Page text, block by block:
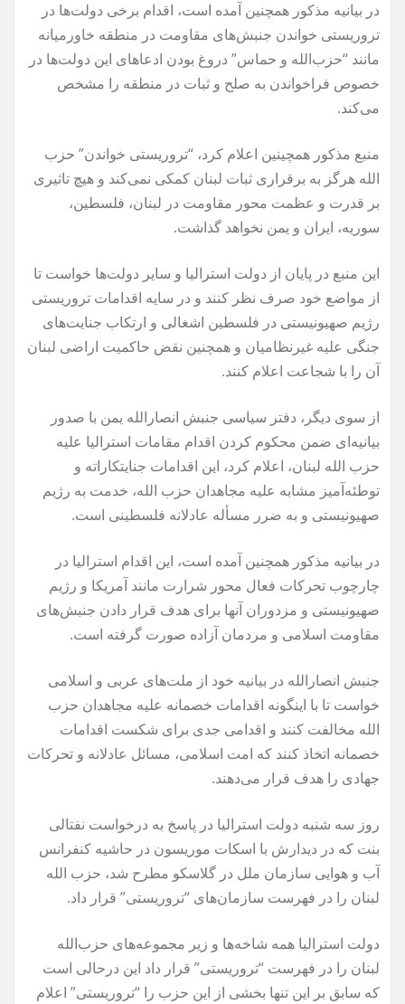
در بیانیه مذکور همچنین آمده است، اقدام برخی دولت‌ها در
تروریستی خواندن جنبش‌های مقاومت در منطقه خاورمیانه
مانند “حزب‌الله و حماس” دروغ بودن ادعاهای این دولت‌ها در
خصوص فراخواندن به صلح و ثبات در منطقه را مشخص
می‌کند.
منبع مذکور همچینین اعلام کرد، “تروریستی خواندن” حزب
الله هرگز به برقراری ثبات لبنان کمکی نمی‌کند و هیچ تاثیری
بر قدرت و عظمت محور مقاومت در لبنان، فلسطین،
سوریه، ایران و یمن نخواهد گذاشت.
این منبع در پایان از دولت استرالیا و سایر دولت‌ها خواست تا
از مواضع خود صرف نظر کنند و در سایه اقدامات تروریستی
رژیم صهیونیستی در فلسطین اشغالی و ارتکاب جنایت‌های
جنگی علیه غیرنظامیان و همچنین نقض حاکمیت اراضی لبنان
آن را با شجاعت اعلام کنند.
از سوی دیگر، دفتر سیاسی جنبش انصارالله یمن با صدور
بیانیه‌ای ضمن محکوم کردن اقدام مقامات استرالیا علیه
حزب الله لبنان، اعلام کرد، این اقدامات جنایتکاراته و
توطئه‌آمیز مشابه علیه مجاهدان حزب الله، خدمت به رژیم
صهیونیستی و به ضرر مسأله عادلانه فلسطینی است.
در بیانیه مذکور همچنین آمده است، این اقدام استرالیا در
چارچوب تحرکات فعال محور شرارت مانند آمریکا و رژیم
صهیونیستی و مزدوران آنها برای هدف قرار دادن جنبش‌های
مقاومت اسلامی و مردمان آزاده صورت گرفته است.
جنبش انصارالله در بیانیه خود از ملت‌های عربی و اسلامی
خواست تا با اینگونه اقدامات خصمانه علیه مجاهدان حزب
الله مخالفت کنند و اقدامی جدی برای شکست اقدامات
خصمانه اتخاذ کنند که امت اسلامی، مسائل عادلانه و تحرکات
جهادی را هدف قرار می‌دهند.
روز سه شنبه دولت استرالیا در پاسخ به درخواست نفتالی
بنت که در دیدارش با اسکات موریسون در حاشیه کنفرانس
آب و هوایی سازمان ملل در گلاسکو مطرح شد، حزب الله
لبنان را در فهرست سازمان‌های “تروریستی” قرار داد.
دولت استرالیا همه شاخه‌ها و زیر مجموعه‌های حزب‌الله
لبنان را در فهرست “تروریستی” قرار داد این درحالی است
که سابق بر این تنها بخشی از این حزب را “تروریستی” اعلام